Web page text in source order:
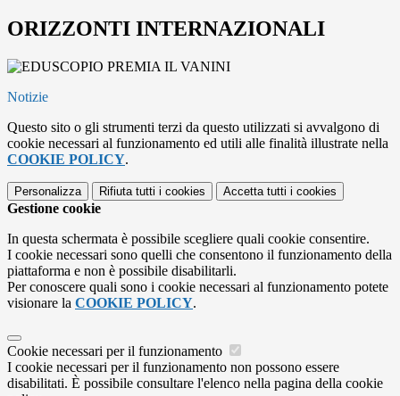
ORIZZONTI INTERNAZIONALI
Notizie
Questo sito o gli strumenti terzi da questo utilizzati si avvalgono di
cookie necessari al funzionamento ed utili alle finalità illustrate nella
COOKIE POLICY.
Personalizza Rifiuta tutti i cookies Accetta tutti i cookies
Gestione cookie
In questa schermata è possibile scegliere quali cookie consentire.
I cookie necessari sono quelli che consentono il funzionamento della
piattaforma e non è possibile disabilitarli.
Per conoscere quali sono i cookie necessari al funzionamento potete
visionare la COOKIE POLICY.
Cookie necessari per il funzionamento
I cookie necessari per il funzionamento non possono essere
disabilitati. È possibile consultare l'elenco nella pagina della cookie